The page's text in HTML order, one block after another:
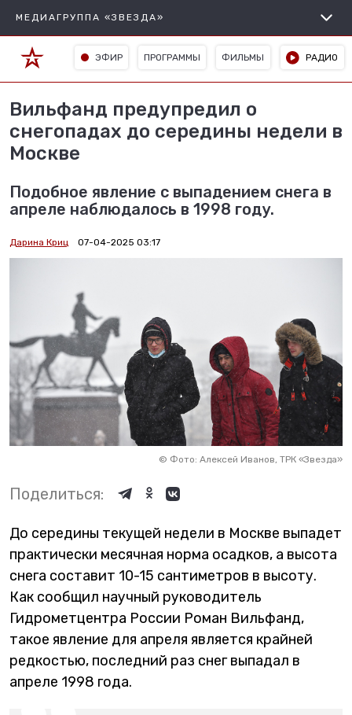
МЕДИАГРУППА «ЗВЕЗДА»
ЭФИР ПРОГРАММЫ ФИЛЬМЫ РАДИО
Вильфанд предупредил о
снегопадах до середины недели в
Москве
Подобное явление с выпадением снега в
апреле наблюдалось в 1998 году.
Дарина Криц 07-04-2025 03:17
© Фото: Алексей Иванов, ТРК «Звезда»
Поделиться:
До середины текущей недели в Москве выпадет
практически месячная норма осадков, а высота
снега составит 10-15 сантиметров в высоту.
Как сообщил научный руководитель
Гидрометцентра России Роман Вильфанд,
такое явление для апреля является крайней
редкостью, последний раз снег выпадал в
апреле 1998 года.